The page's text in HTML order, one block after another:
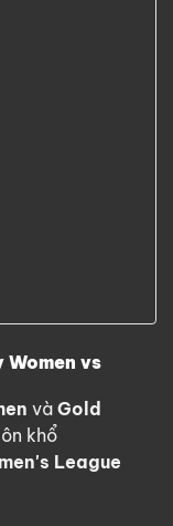
vs
và Gold
khổ
League